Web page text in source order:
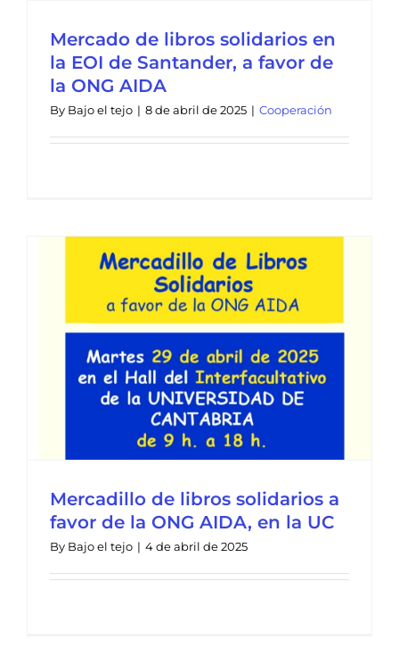
Mercado de libros solidarios en
la EOI de Santander, a favor de
la ONG AIDA
By Bajo el tejo | 8 de abril de 2025 | Cooperación
Mercadillo de libros solidarios a
favor de la ONG AIDA, en la UC
By Bajo el tejo | 4 de abril de 2025